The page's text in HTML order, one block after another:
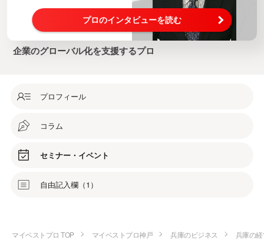
プロのインタビューを読む
企業のグローバル化を支援するプロ
プロフィール
コラム
セミナー・イベント
自由記入欄（1）
マイベストプロ TOP マイベストプロ神戸 兵庫のビジネス 兵庫の